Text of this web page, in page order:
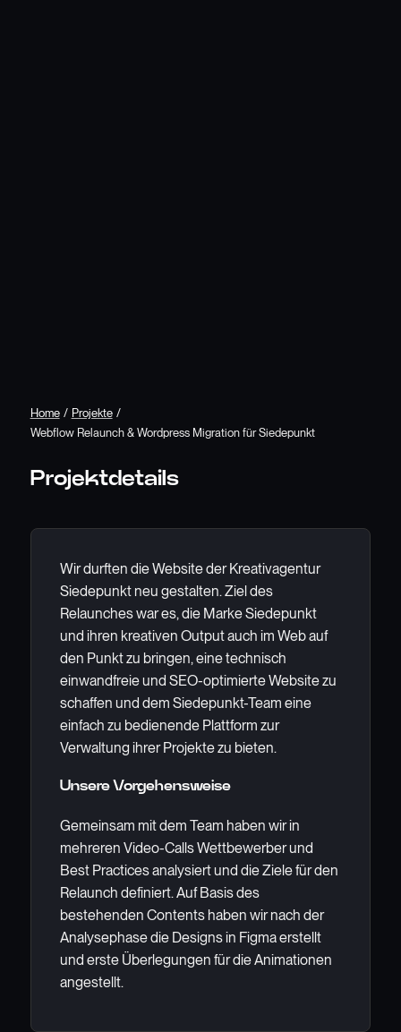
Home / Projekte /
Webflow Relaunch & Wordpress Migration für Siedepunkt
Projektdetails
Wir durften die Website der Kreativagentur
Siedepunkt neu gestalten. Ziel des
Relaunches war es, die Marke Siedepunkt
und ihren kreativen Output auch im Web auf
den Punkt zu bringen, eine technisch
einwandfreie und SEO-optimierte Website zu
schaffen und dem Siedepunkt-Team eine
einfach zu bedienende Plattform zur
Verwaltung ihrer Projekte zu bieten.
Unsere Vorgehensweise
Gemeinsam mit dem Team haben wir in
mehreren Video-Calls Wettbewerber und
Best Practices analysiert und die Ziele für den
Relaunch definiert. Auf Basis des
bestehenden Contents haben wir nach der
Analysephase die Designs in Figma erstellt
und erste Überlegungen für die Animationen
angestellt.